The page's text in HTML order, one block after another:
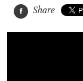
Share